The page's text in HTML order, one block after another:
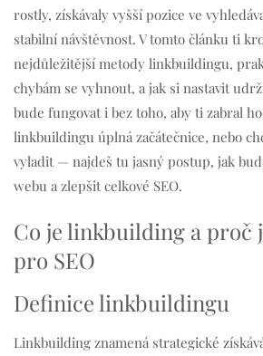
rostly, získávaly vyšší pozice ve
stabilní návštěvnost. V tomto článku ti
nejdůležitější metody linkbuildingu,
chybám se vyhnout, a jak si nastavit
bude fungovat i bez toho, aby ti zabral
linkbuildingu úplná začátečnice, nebo
vyladit — najdeš tu jasný postup, jak
webu a zlepšit celkové SEO.
Co je linkbuilding a proč
pro SEO
Definice linkbuildingu
Linkbuilding znamená strategické